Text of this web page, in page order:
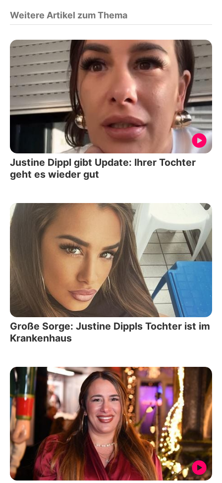
Weitere Artikel zum Thema
Justine Dippl gibt Update: Ihrer Tochter
geht es wieder gut
Große Sorge: Justine Dippls Tochter ist im
Krankenhaus